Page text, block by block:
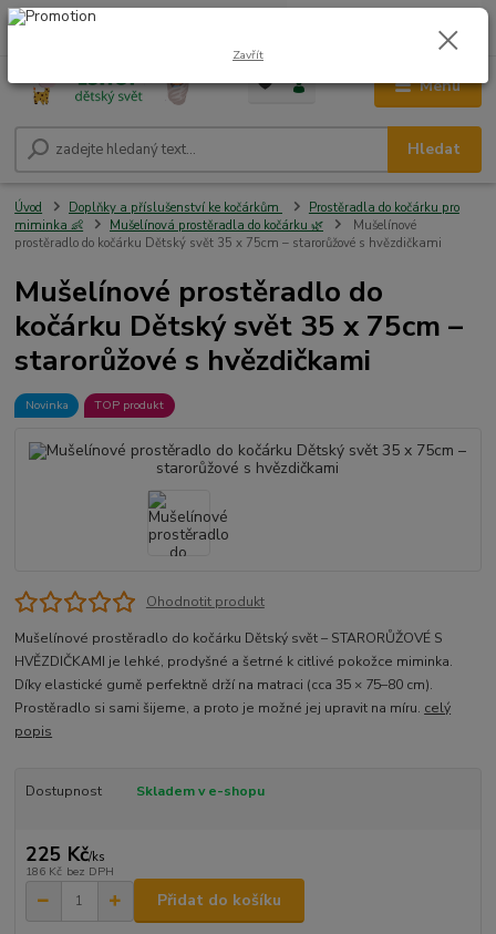
Menu
Hledat
+420 604 278 943 0,00 Kč
Úvod Doplňky a příslušenství ke kočárkům
Prostěradla do kočárku pro
miminka 👶
Mušelínová prostěradla do kočárku 🌿
Mušelínové
prostěradlo do kočárku Dětský svět 35 x 75cm – starorůžové s hvězdičkami
Mušelínové prostěradlo do
kočárku Dětský svět 35 x 75cm –
starorůžové s hvězdičkami
Novinka TOP produkt
Ohodnotit produkt
Mušelínové prostěradlo do kočárku Dětský svět – STARORŮŽOVÉ S
HVĚZDIČKAMI je lehké, prodyšné a šetrné k citlivé pokožce miminka.
Díky elastické gumě perfektně drží na matraci (cca 35 × 75–80 cm).
Prostěradlo si sami šijeme, a proto je možné jej upravit na míru. celý
popis
Dostupnost Skladem v e-shopu
225 Kč/ks
186 Kč bez DPH
Přidat do košíku
Zavřít